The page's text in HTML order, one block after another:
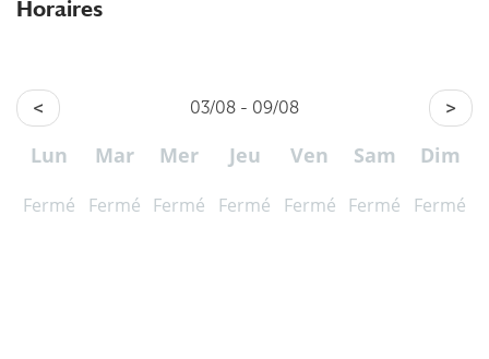
Horaires
>
< 03/08 - 09/08
Lun
Fermé
Mar
Fermé
Mer
Fermé
Jeu
Fermé
Ven
Fermé
Sam
Fermé
Dim
Fermé